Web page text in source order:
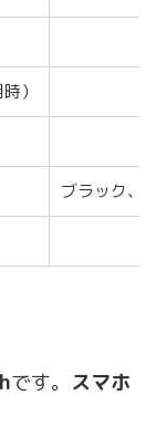
）
ブラック、
です。 スマホ